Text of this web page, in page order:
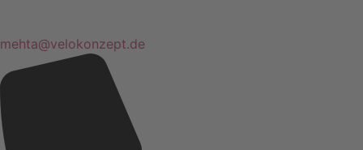
mehta@velokonzept.de